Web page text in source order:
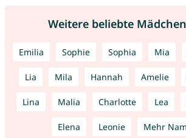
Weitere beliebte
Emilia Sophie Sophia Mia
Lia Mila Hannah Amelie
Lina Malia Charlotte Lea
Elena Leonie Mehr